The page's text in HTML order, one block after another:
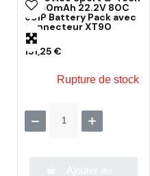
6000mAh 22.2V 80C
6S1P Battery Pack avec
connecteur XT90
151,25 €
Rupture de stock